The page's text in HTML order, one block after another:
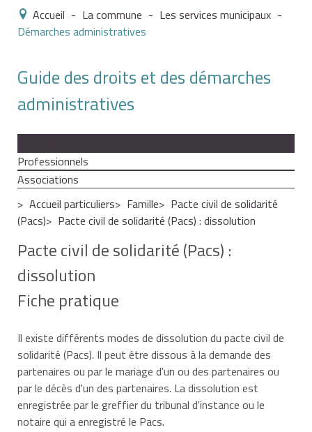
Accueil - La commune - Les services municipaux -
Démarches administratives
Guide des droits et des démarches
administratives
Professionnels
Associations
Accueil particuliers
Famille
Pacte civil de solidarité
(Pacs)
Pacte civil de solidarité (Pacs) : dissolution
Pacte civil de solidarité (Pacs) :
dissolution
Fiche pratique
Il existe différents modes de dissolution du pacte civil de
solidarité (Pacs). Il peut être dissous à la demande des
partenaires ou par le mariage d'un ou des partenaires ou
par le décès d'un des partenaires. La dissolution est
enregistrée par le greffier du tribunal d'instance ou le
notaire qui a enregistré le Pacs.